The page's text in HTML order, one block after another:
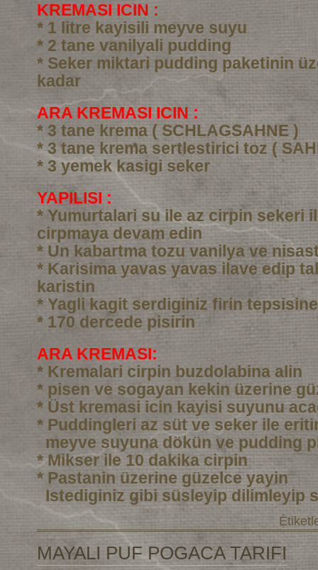
KREMASI ICIN :
* 1 litre kayisili meyve suyu
* 2 tane vanilyali pudding
* Seker miktari pudding paketinin
kadar
ARA KREMASI ICIN :
* 3 tane krema ( SCHLAGSAHNE )
* 3 tane krema sertlestirici toz (
* 3 yemek kasigi seker
YAPILISI :
* Yumurtalari su ile az cirpin sekeri
cirpmaya devam edin
* Un kabartma tozu vanilya ve
* Karisima yavas yavas ilave edip
karistin
* Yagli kagit serdiginiz firin
* 170 dercede pisirin
ARA KREMASI:
* Kremalari cirpin buzdolabina alin
* pisen ve sogayan kekin üzerine
* Üst kremasi icin kayisi suyunu
* Puddingleri az süt ve seker ile
meyve suyuna dökün ve pudding
* Mikser ile 10 dakika cirpin
* Pastanin üzerine güzelce yayin
Istediginiz gibi süsleyip dilimleyip
MAYALI PUF POGACA TARIFI